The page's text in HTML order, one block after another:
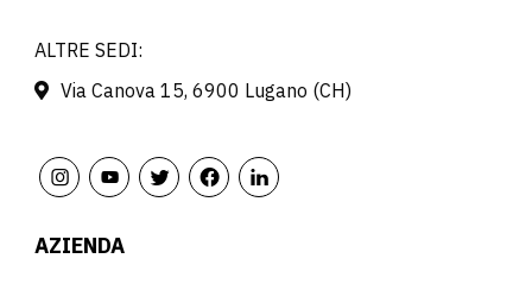
ALTRE SEDI:
Via Canova 15, 6900 Lugano (CH)
AZIENDA